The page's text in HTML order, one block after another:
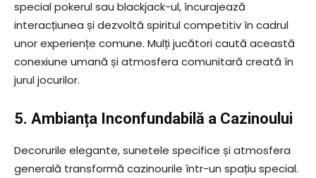
special pokerul sau blackjack-ul, încurajează
interacțiunea și dezvoltă spiritul competitiv în cadrul
unor experiențe comune. Mulți jucători caută această
conexiune umană și atmosfera comunitară creată în
jurul jocurilor.
5. Ambianța Inconfundabilă a Cazinoului
Decorurile elegante, sunetele specifice și atmosfera
generală transformă cazinourile într-un spațiu special.